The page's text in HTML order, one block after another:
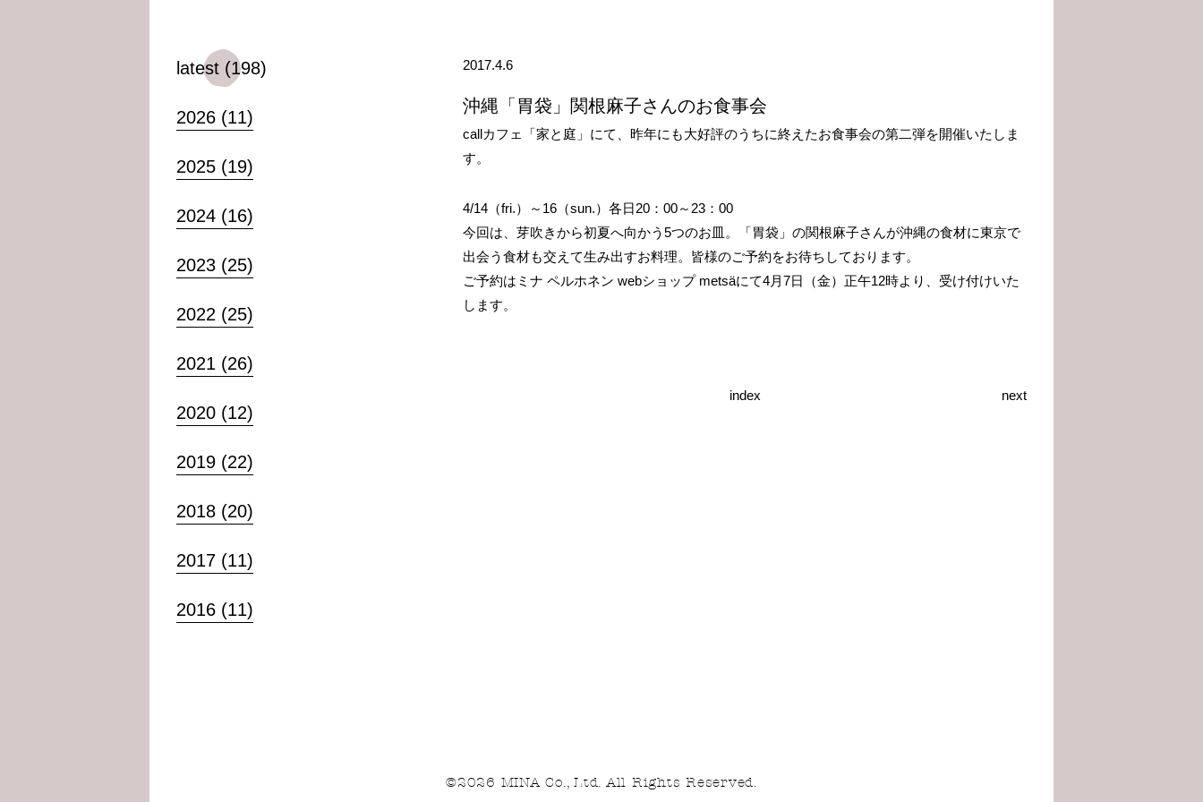
2017.4.6
沖縄「胃袋」関根麻子さんのお食事会
callカフェ「家と庭」にて、昨年にも大好評のうちに終えたお食事会の第二弾を開催いたしま
す。
4/14（fri.）～16（sun.）各日20：00～23：00
今回は、芽吹きから初夏へ向かう5つのお皿。「胃袋」の関根麻子さんが沖縄の食材に東京で
出会う食材も交えて生み出すお料理。皆様のご予約をお待ちしております。
ご予約はミナ ペルホネン webショップ metsäにて4月7日（金）正午12時より、受け付けいた
します。
next
index
latest (198)
2026 (11)
2025 (19)
2024 (16)
2023 (25)
2022 (25)
2021 (26)
2020 (12)
2019 (22)
2018 (20)
2017 (11)
2016 (11)
©2026 MINA Co., Ltd. All Rights Reserved.